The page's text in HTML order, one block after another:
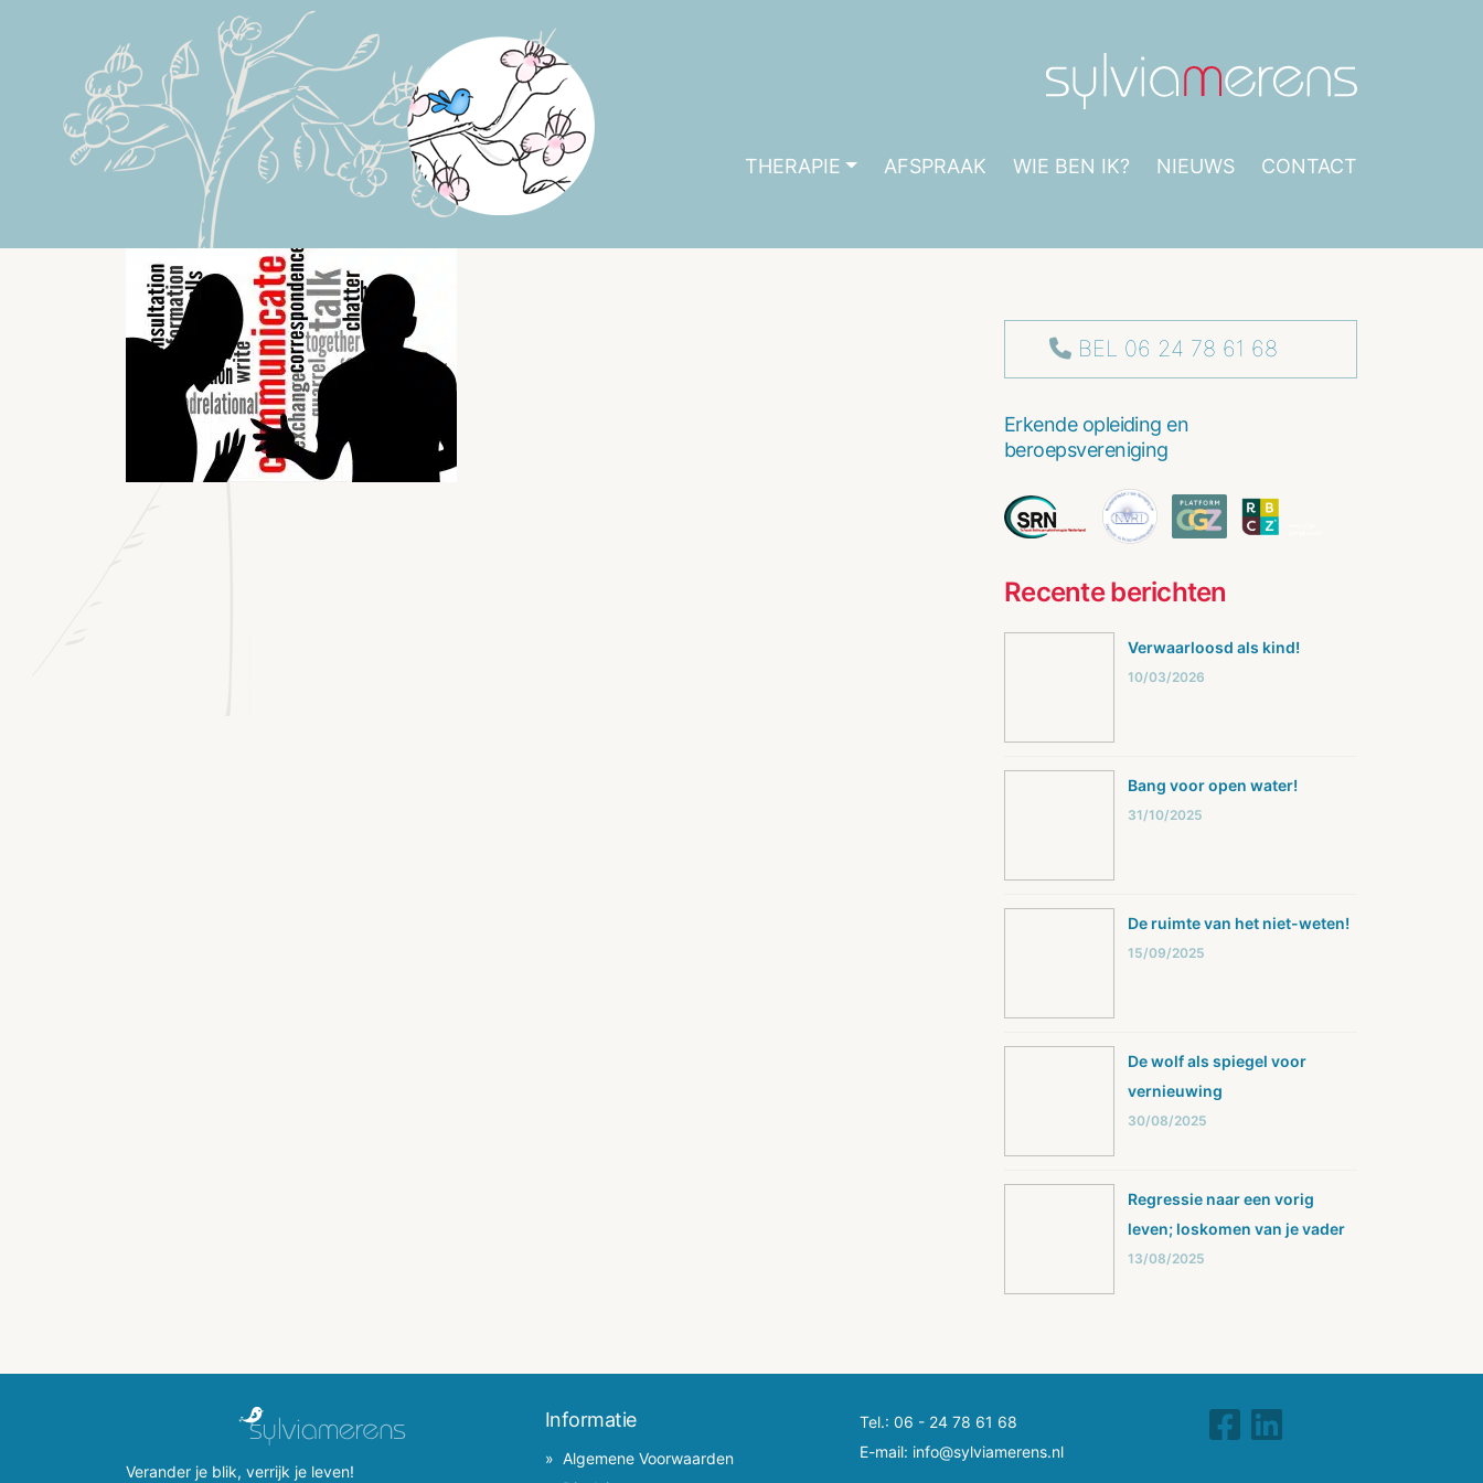
THERAPIE AFSPRAAK WIE BEN IK? NIEUWS CONTACT
BEL 06 24 78 61 68
Erkende opleiding en
beroepsvereniging
Recente berichten
Verwaarloosd als kind!
10/03/2026
Bang voor open water!
31/10/2025
De ruimte van het niet-weten!
15/09/2025
De wolf als spiegel voor
vernieuwing
30/08/2025
Regressie naar een vorig
leven; loskomen van je vader
13/08/2025
Verander je blik, verrijk je leven!
Informatie
Algemene Voorwaarden
Tel.: 06 - 24 78 61 68
E-mail: info@sylviamerens.nl